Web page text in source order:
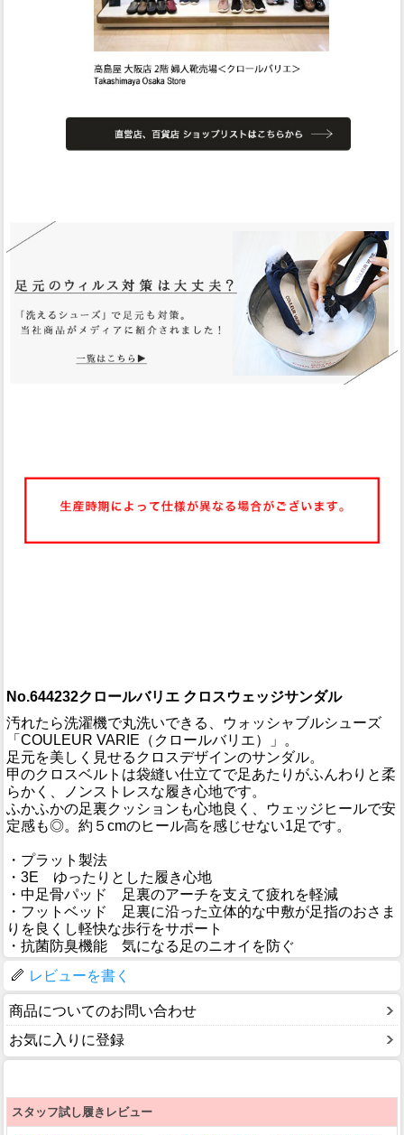
No.644232クロールバリエ クロスウェッジサンダル
汚れたら洗濯機で丸洗いできる、ウォッシャブルシューズ
「COULEUR VARIE（クロールバリエ）」。
足元を美しく見せるクロスデザインのサンダル。
甲のクロスベルトは袋縫い仕立てで足あたりがふんわりと柔
らかく、ノンストレスな履き心地です。
ふかふかの足裏クッションも心地良く、ウェッジヒールで安
定感も◎。約５cmのヒール高を感じせない1足です。
・プラット製法
・3E ゆったりとした履き心地
・中足骨パッド 足裏のアーチを支えて疲れを軽減
・フットベッド 足裏に沿った立体的な中敷が足指のおさま
りを良くし軽快な歩行をサポート
・抗菌防臭機能 気になる足のニオイを防ぐ
レビューを書く
商品についてのお問い合わせ
お気に入りに登録
スタッフ試し履きレビュー